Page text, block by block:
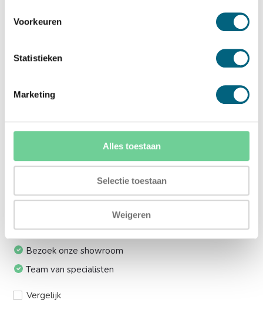
Voorkeuren
Statistieken
Marketing
Alles toestaan
Selectie toestaan
Weigeren
Meerprijs installeren begane grond of op etage met
Ja (+€169,00)
Ik installeer de kluis graag zelf:
Ja, levering tot aan uw voordeur
24/7 bereikbaar
Bezoek onze showroom
Team van specialisten
Vergelijk